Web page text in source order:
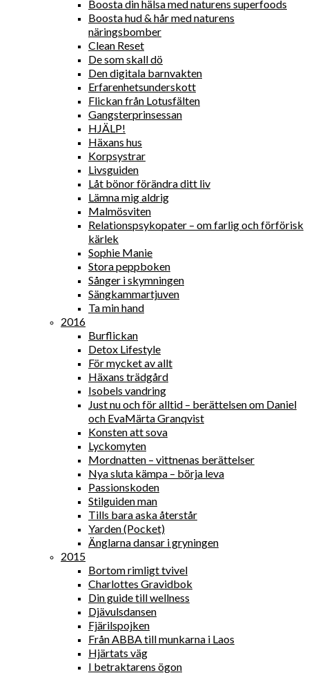
Boosta din hälsa med naturens superfoods
Boosta hud & hår med naturens
näringsbomber
Clean Reset
De som skall dö
Den digitala barnvakten
Erfarenhetsunderskott
Flickan från Lotusfälten
Gangsterprinsessan
HJÄLP!
Häxans hus
Korpsystrar
Livsguiden
Låt bönor förändra ditt liv
Lämna mig aldrig
Malmösviten
Relationspsykopater – om farlig och förförisk
kärlek
Sophie Manie
Stora peppboken
Sånger i skymningen
Sängkammartjuven
Ta min hand
2016
Burflickan
Detox Lifestyle
För mycket av allt
Häxans trädgård
Isobels vandring
Just nu och för alltid – berättelsen om Daniel
och EvaMärta Granqvist
Konsten att sova
Lyckomyten
Mordnatten – vittnenas berättelser
Nya sluta kämpa – börja leva
Passionskoden
Stilguiden man
Tills bara aska återstår
Yarden (Pocket)
Änglarna dansar i gryningen
2015
Bortom rimligt tvivel
Charlottes Gravidbok
Din guide till wellness
Djävulsdansen
Fjärilspojken
Från ABBA till munkarna i Laos
Hjärtats väg
I betraktarens ögon